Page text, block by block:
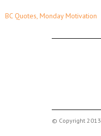
BC Quotes Monday Motivation
© Copyright